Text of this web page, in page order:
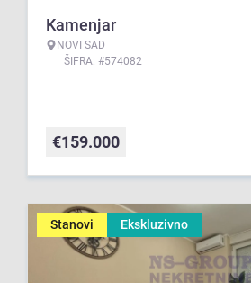
Kamenjar
NOVI SAD
ŠIFRA: #574082
€159.000
Stanovi Ekskluzivno